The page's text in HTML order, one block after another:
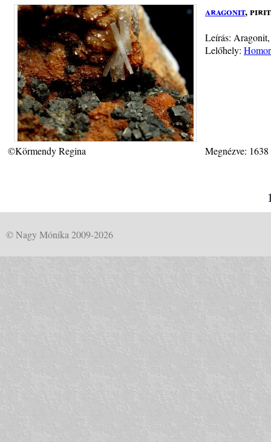
aragonit,
Leírás:
Lelőhely:
©Körmendy Regina Megnézve:
© Nagy Mónika 2009-2026